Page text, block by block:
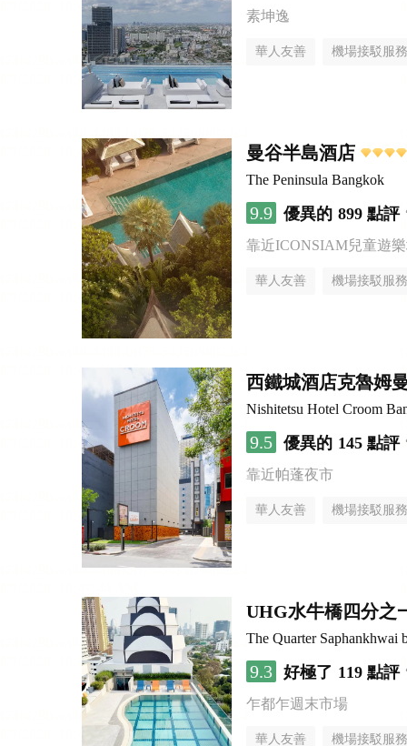
素坤逸
華人友善 機場接駁服務
曼谷半島酒店
The Peninsula Bangkok
9.9 優異的 899 點評
靠近ICONSIAM兒童遊
華人友善 機場接駁服務
西鐵城酒店克魯姆
Nishitetsu Hotel Croom
9.5 優異的 145 點評
靠近帕蓬夜市
華人友善 機場接駁服務
UHG水牛橋四分之
The Quarter Saphankhwai
9.3 好極了 119 點評
乍都乍週末市場
華人友善 機場接駁服務